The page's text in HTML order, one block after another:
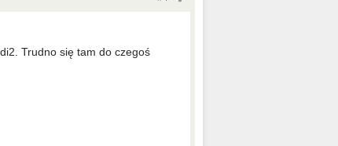
Trudno się tam do czegoś